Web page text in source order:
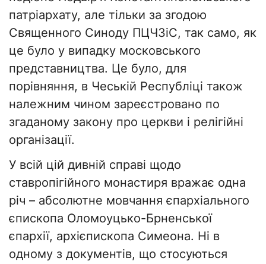
патріархату, але тільки за згодою
Священного Синоду ПЦЧЗіС, так само, як
це було у випадку московського
представництва. Це було, для
порівняння, в Чеській Республіці також
належним чином зареєстровано по
згаданому закону про церкви і релігійні
організації.
У всій цій дивній справі щодо
ставропігійного монастиря вражає одна
річ – абсолютне мовчання єпархіального
єпископа Оломоуцько-Брненської
єпархії, архієпископа Симеона. Ні в
одному з документів, що стосуються